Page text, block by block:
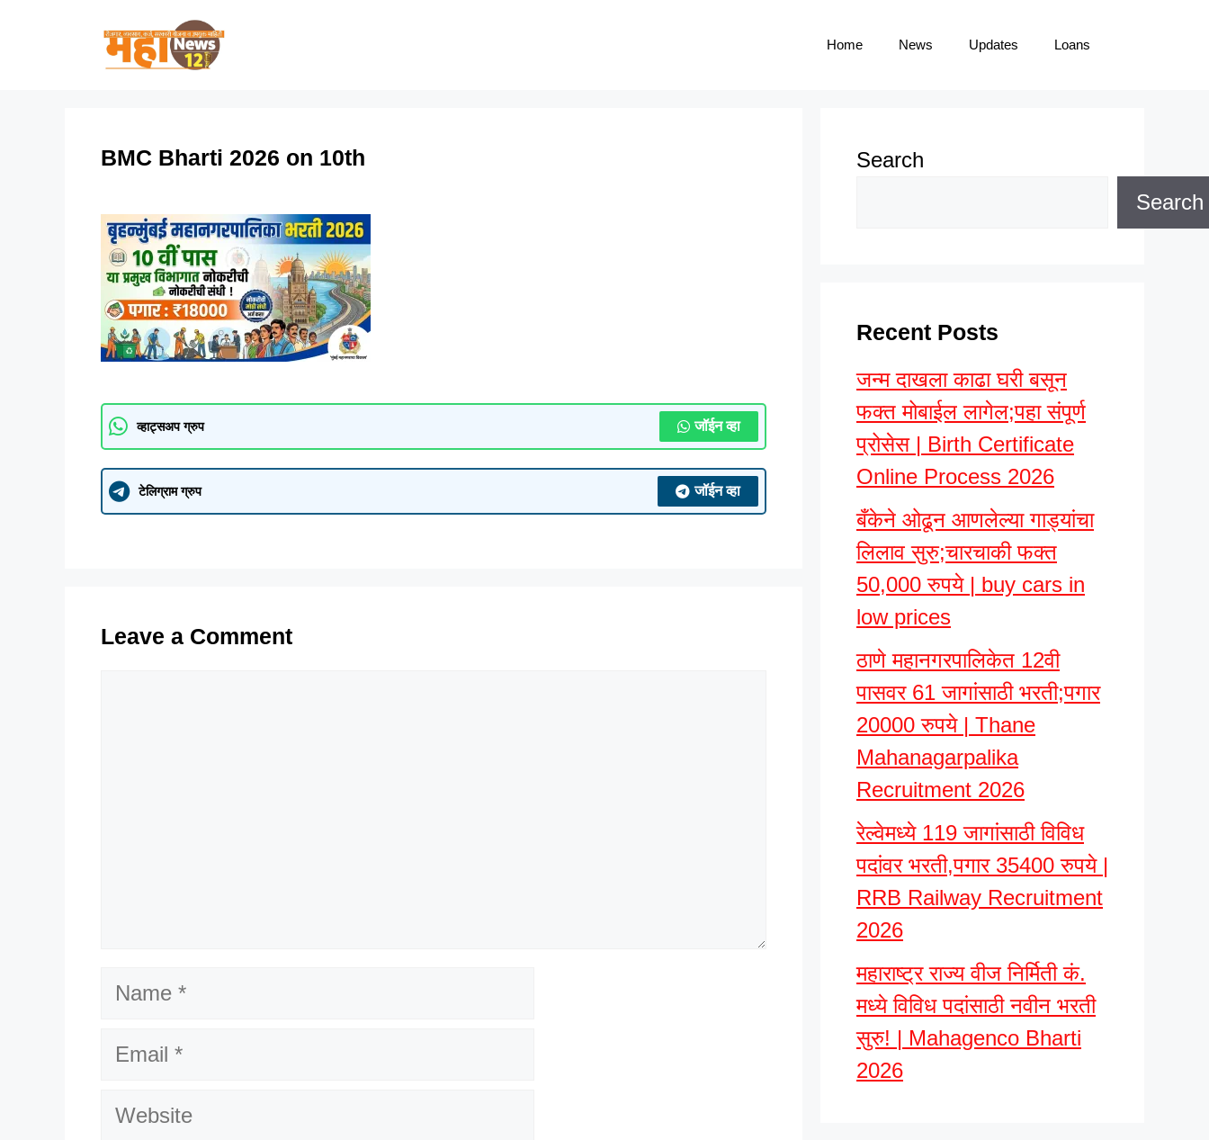
Home News Updates Loans
BMC Bharti 2026 on 10th
व्हाट्सअप ग्रुप जॉईन व्हा
टेलिग्राम ग्रुप जॉईन व्हा
Leave a Comment
Name
Email
Website
Search
Search
Recent Posts
जन्म दाखला काढा घरी बसून
फक्त मोबाईल लागेल;पहा संपूर्ण
प्रोसेस | Birth Certificate
Online Process 2026
बँकेने ओढून आणलेल्या गाड्यांचा
लिलाव सुरु;चारचाकी फक्त
50,000 रुपये | buy cars in
low prices
ठाणे महानगरपालिकेत 12वी
पासवर 61 जागांसाठी भरती;पगार
20000 रुपये | Thane
Mahanagarpalika
Recruitment 2026
रेल्वेमध्ये 119 जागांसाठी विविध
पदांवर भरती,पगार 35400 रुपये |
RRB Railway Recruitment
2026
महाराष्ट्र राज्य वीज निर्मिती कं.
मध्ये विविध पदांसाठी नवीन भरती
सुरु! | Mahagenco Bharti
2026